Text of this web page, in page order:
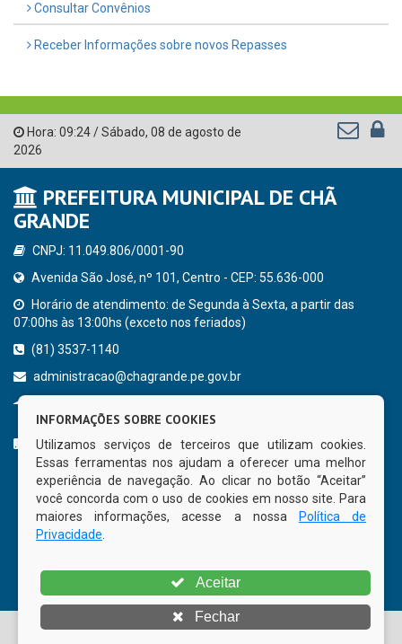
Consultar Convênios
Receber Informações sobre novos Repasses
Hora: 09:24/Sábado, 08 de agosto de
2026
PREFEITURA MUNICIPAL DE CHÃ
GRANDE
CNPJ: 11.049.806/0001-90
Avenida São José, nº 101, Centro - CEP: 55.636-000
Horário de atendimento: de Segunda à Sexta, a partir das
07:00hs às 13:00hs (exceto nos feriados)
(81) 3537-1140
administracao@chagrande.pe.gov.br
CURTA NOSSA FAN PAGE
© Copyright 2026 Prefeitura Municipal de Chã Grande | Todos
INFORMAÇÕES SOBRE COOKIES
Utilizamos serviços de terceiros que utilizam cookies.
Essas ferramentas nos ajudam a oferecer uma melhor
experiência de navegação. Ao clicar no botão “Aceitar”
você concorda com o uso de cookies em nosso site. Para
maiores informações, acesse a nossa
Política de
Privacidade
Aceitar
Fechar